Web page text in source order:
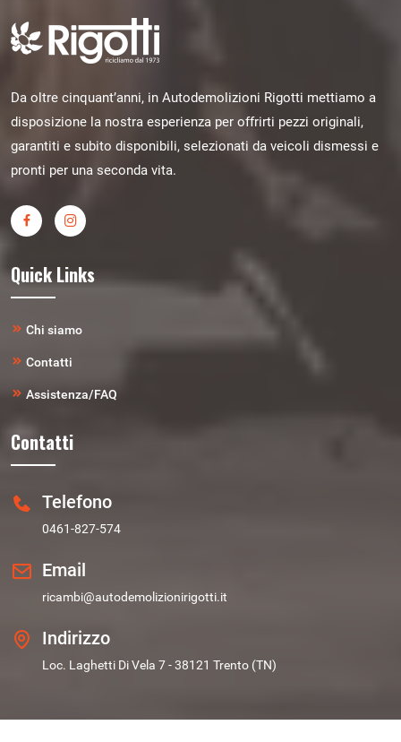
Da oltre cinquant’anni, in Autodemolizioni Rigotti mettiamo a
disposizione la nostra esperienza per offrirti pezzi originali,
garantiti e subito disponibili, selezionati da veicoli dismessi e
pronti per una seconda vita.
Quick Links
Chi siamo
Contatti
Assistenza/FAQ
Contatti
Telefono
0461-827-574
Email
ricambi@autodemolizionirigotti.it
Indirizzo
Loc. Laghetti Di Vela 7 - 38121 Trento (TN)